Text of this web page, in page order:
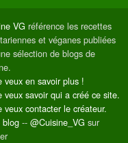
VG référence les recettes
et véganes publiées
sélection de blogs de
veux en savoir plus !
veux savoir qui a créé ce site.
veux contacter le créateur.
blog -- @Cuisine_VG sur